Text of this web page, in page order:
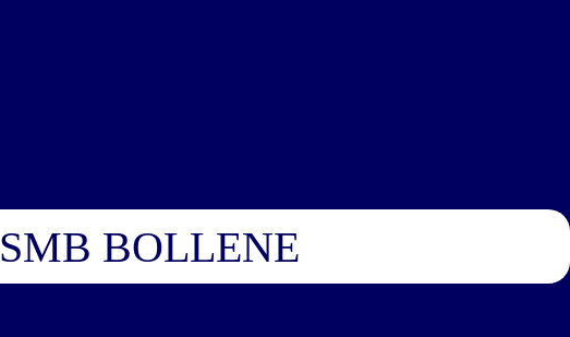
SMB BOLLENE